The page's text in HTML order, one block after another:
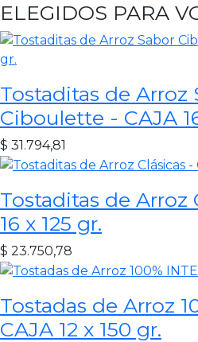
ELEGIDOS PARA
Tostaditas de Arroz
Ciboulette - CAJA
$ 31.794,81
Tostaditas de Arroz
16 x 125 gr.
$ 23.750,78
Tostadas de Arroz
CAJA 12 x 150 gr.